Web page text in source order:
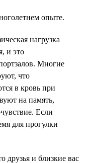
опыте.
нагрузка
и это
Многие
что
в кровь при
на память,
Если
для прогулки
друзья и близкие вас